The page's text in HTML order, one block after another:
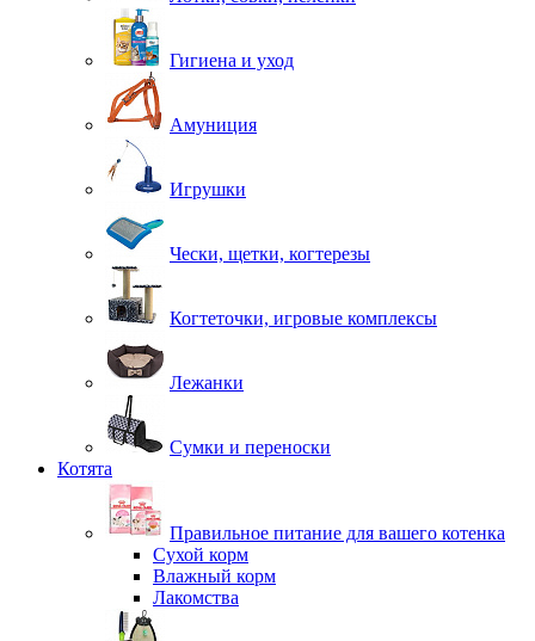
Гигиена и уход
Амуниция
Игрушки
Чески, щетки, когтерезы
Когтеточки, игровые комплексы
Лежанки
Сумки и переноски
Котята
Правильное питание для вашего котенка
Сухой корм
Влажный корм
Лакомства